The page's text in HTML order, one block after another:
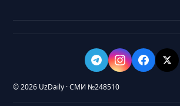
© 2026 UzDaily · СМИ №248510